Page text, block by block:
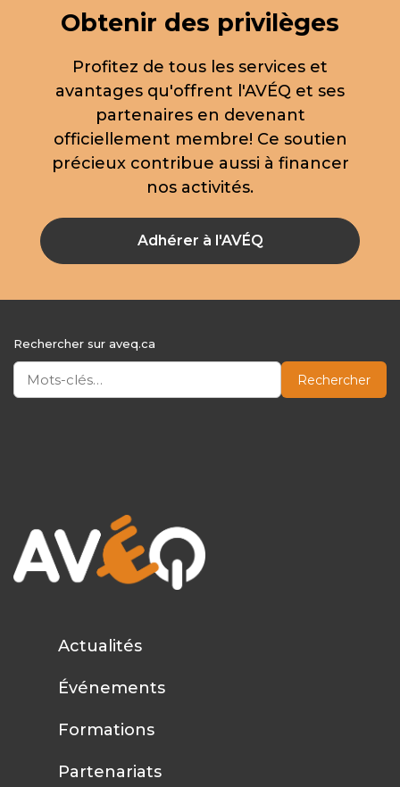
Obtenir des privilèges
Profitez de tous les services et
avantages qu'offrent l'AVÉQ et ses
partenaires en devenant
officiellement membre! Ce soutien
précieux contribue aussi à financer
nos activités.
Adhérer à l'AVÉQ
Rechercher sur aveq.ca
Rechercher
Actualités
Événements
Formations
Partenariats